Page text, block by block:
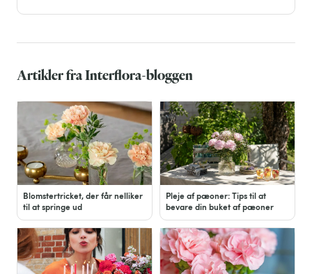
Artikler fra Interflora-bloggen
Blomstertricket, der får nelliker
til at springe ud
Pleje af pæoner: Tips til at
bevare din buket af pæoner